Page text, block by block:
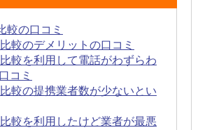
較の口コミ
較のデメリットの口コミ
較を利用して電話がわずらわ
コミ
較の提携業者数が少ないとい
較を利用したけど業者が最悪